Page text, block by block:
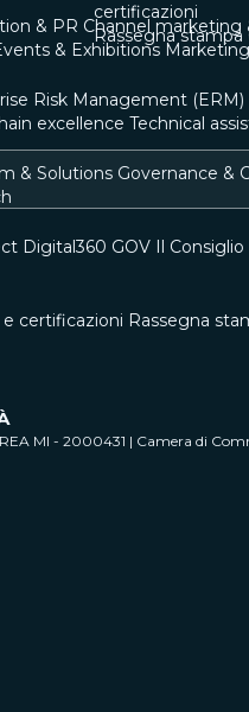
certificazioni
Rassegna stampa
& PR Channel marketing
& Exhibitions
Risk Management (ERM)
excellence Technical
& Solutions Governance &
Digital360 GOV Il
certificazioni Rassegna
MI - 2000431 | Camera di